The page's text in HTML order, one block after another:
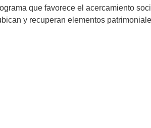
que favorece el acercamiento
y recuperan elementos